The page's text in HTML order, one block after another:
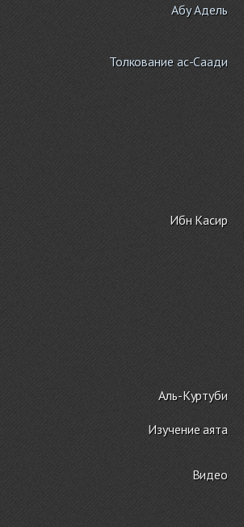
Абу Адель
Толкование ас-Саади
Ибн Касир
Аль-Куртуби
Изучение аята
Видео